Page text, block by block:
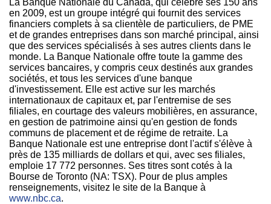
La Banque Nationale du Canada, qui célèbre ses 150 ans
en 2009, estun groupe intégré qui fournit des services
financiers complets à sa clientèle de particuliers, de PME
et de grandes entreprises dans son marché principal, ainsi
que des services spécialisés à ses autres clients dans le
monde. La Banque Nationale offre toute la gamme des
services bancaires, y compris ceux destinés aux grandes
sociétés, et tous les services d'une banque
d'investissement. Elle est active sur les marchés
internationaux de capitaux et, par l'entremise de ses
filiales, en courtage des valeurs mobilières, en assurance,
en gestion de patrimoine ainsi qu'en gestion de fonds
communs de placement et de régime de retraite. La
Banque Nationale est une entreprise dont l'actif s'élève à
près de 135 milliards de dollars et qui, avec ses filiales,
emploie 17 772 personnes. Ses titres sont cotés à la
Bourse de Toronto (NA: TSX). Pour de plus amples
renseignements, visitez le site de la Banque à
www.nbc.ca.